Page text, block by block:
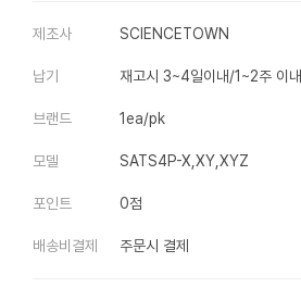
제조사 SCIENCETOWN
납기 재고시 3~4일이내/1~2주 이내
브랜드 1ea/pk
모델 SATS4P-X,XY,XYZ
포인트 0점
배송비결제 주문시 결제